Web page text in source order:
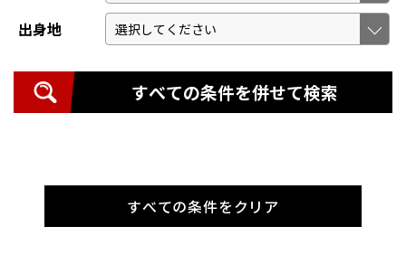
出身地
すべての条件を併せて検索
すべての条件をクリア